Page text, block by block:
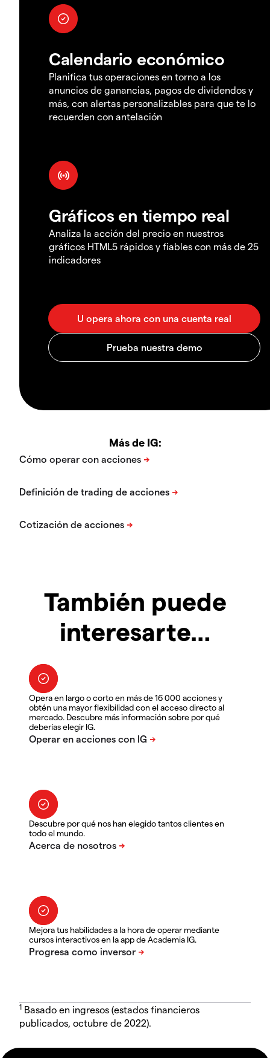
Calendario económico
Planifica tus operaciones en torno a los
anuncios de ganancias, pagos de dividendos y
más, con alertas personalizables para que te lo
recuerden con antelación
Gráficos en tiempo real
Analiza la acción del precio en nuestros
gráficos HTML5 rápidos y fiables con más de 25
indicadores
Más de IG:
También puede
interesarte…
Opera en largo o corto en más de 16 000 acciones y
obtén una mayor flexibilidad con el acceso directo al
mercado. Descubre más información sobre por qué
deberías elegir IG.
Descubre por qué nos han elegido tantos clientes en
todo el mundo.
Mejora tus habilidades a la hora de operar mediante
cursos interactivos en la app de Academia IG.
1 Basado en ingresos (estados financieros
publicados, octubre de 2022).